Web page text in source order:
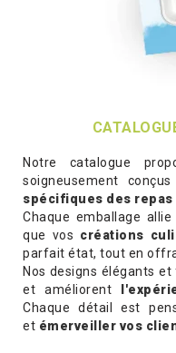
Notre catalogue
soigneusement
spécifiques des repas
Chaque emballage
que vos créations
parfait état, tout en
Nos designs élégants
et améliorent
Chaque détail est
et émerveiller vos